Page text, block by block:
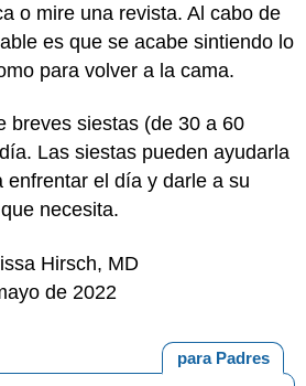
o mire una revista. Al cabo de
es que se acabe sintiendo lo
para volver a la cama.
breves siestas (de 30 a 60
Las siestas pueden ayudarla
enfrentar el día y darle a su
necesita.
Hirsch, MD
de 2022
para Padres